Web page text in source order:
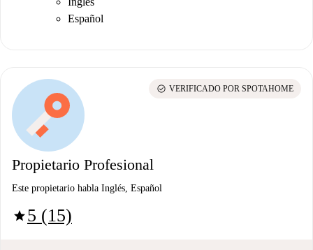
Español
Propietario Profesional
Este propietario habla Inglés, Español
star5 (15)
check_circle VERIFICADO POR SPOTAHOME